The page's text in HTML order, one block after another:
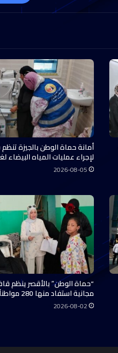
أمانة حماة الوطن بالجيزة
لإجراء عمليات المياه البيضاء
2026-08-05
“حماة الوطن” بالأقصر ينظم
مجانية استفاد منها 280 مواطناً بقرية…
2026-08-02